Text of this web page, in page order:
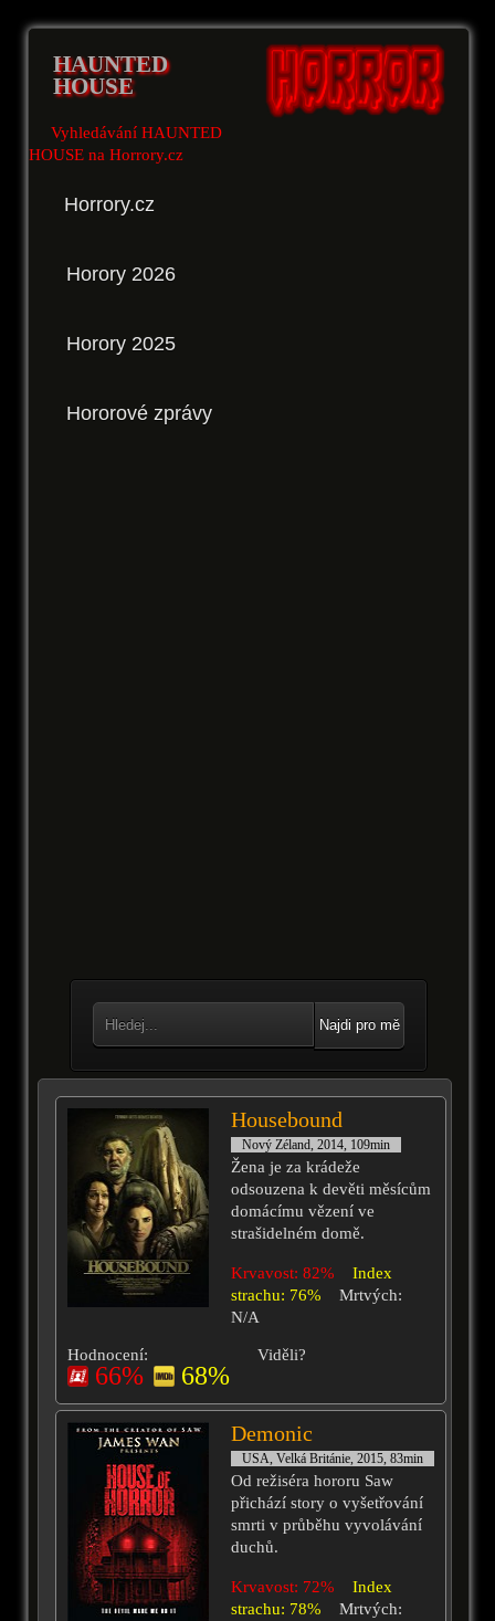
HAUNTED
HOUSE
Vyhledávání HAUNTED
HOUSE na Horrory.cz
Horrory.cz
Horory 2026
Horory 2025
Hororové zprávy
Najdi pro mě
Housebound
Nový Zéland, 2014, 109min
Žena je za krádeže
odsouzena k devěti měsícům
domácímu vězení ve
strašidelném domě.
Krvavost: 82%
Index
strachu: 76%
Mrtvých:
N/A
Hodnocení:
66% 68%
Viděli?
Demonic
USA, Velká Británie, 2015, 83min
Od režiséra hororu Saw
přichází story o vyšetřování
smrti v průběhu vyvolávání
duchů.
Krvavost: 72%
Index
strachu: 78%
Mrtvých: